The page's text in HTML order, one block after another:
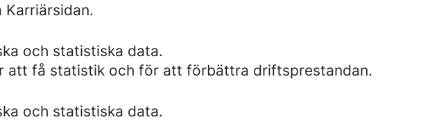
och statistiska data.
att få statistik och för att förbättra driftsprestandan.
och statistiska data.